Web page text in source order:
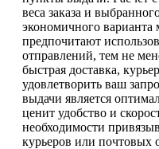
веса заказа и
экономичного
предпочитают
отправлений, тем не
быстрая доставка,
удовлетворить ваш
выдачи является
ценит удобство и
необходимости
курьеров или почтовых